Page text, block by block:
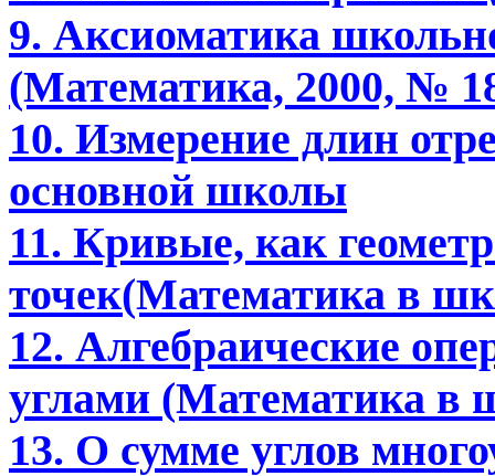
9. Аксиоматика
(Математика, 2000, №
10. Измерение длин
основной школы
11. Кривые, как
точек(Математика в
12. Алгебраические
углами (Математика в
13. О сумме углов